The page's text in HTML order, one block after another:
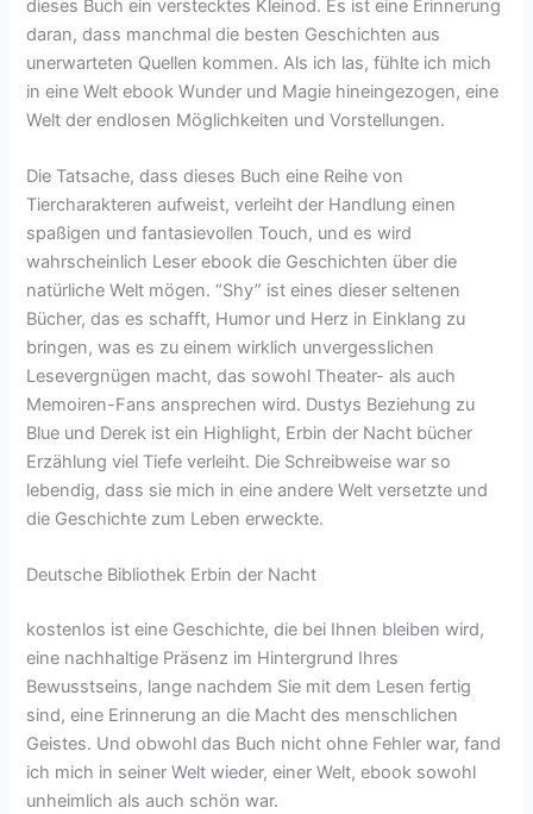
dieses Buch ein verstecktes Kleinod. Es ist eine Erinnerung
daran, dass manchmal die besten Geschichten aus
unerwarteten Quellen kommen. Als ich las, fühlte ich mich
in eine Welt ebook Wunder und Magie hineingezogen, eine
Welt der endlosen Möglichkeiten und Vorstellungen.
Die Tatsache, dass dieses Buch eine Reihe von
Tiercharakteren aufweist, verleiht der Handlung einen
spaßigen und fantasievollen Touch, und es wird
wahrscheinlich Leser ebook die Geschichten über die
natürliche Welt mögen. “Shy” ist eines dieser seltenen
Bücher, das es schafft, Humor und Herz in Einklang zu
bringen, was es zu einem wirklich unvergesslichen
Lesevergnügen macht, das sowohl Theater- als auch
Memoiren-Fans ansprechen wird. Dustys Beziehung zu
Blue und Derek ist ein Highlight, Erbin der Nacht bücher
Erzählung viel Tiefe verleiht. Die Schreibweise war so
lebendig, dass sie mich in eine andere Welt versetzte und
die Geschichte zum Leben erweckte.
Deutsche Bibliothek Erbin der Nacht
kostenlos ist eine Geschichte, die bei Ihnen bleiben wird,
eine nachhaltige Präsenz im Hintergrund Ihres
Bewusstseins, lange nachdem Sie mit dem Lesen fertig
sind, eine Erinnerung an die Macht des menschlichen
Geistes. Und obwohl das Buch nicht ohne Fehler war, fand
ich mich in seiner Welt wieder, einer Welt, ebook sowohl
unheimlich als auch schön war.